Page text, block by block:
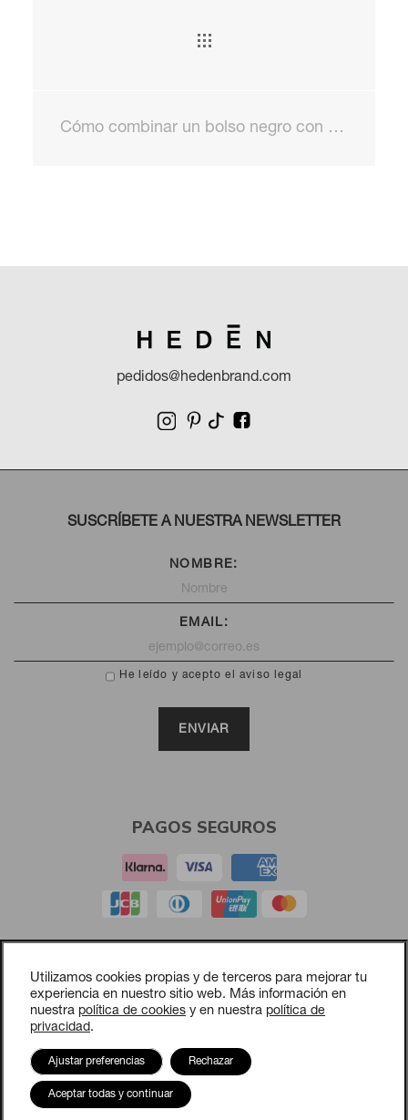
Cómo combinar un bolso negro con total éxito
pedidos@hedenbrand.com
SUSCRÍBETE A NUESTRA NEWSLETTER
NOMBRE:
EMAIL:
He leído y acepto el aviso legal
PAGOS SEGUROS
Aviso legal
Política de privacidad
Política de cookies
Opciones de cookies
Contacto
Utilizamos cookies propias y de terceros para mejorar tu
experiencia en nuestro sitio web. Más información en
nuestra política de cookies y en nuestra política de
privacidad.
Aceptar todas y continuar
Rechazar
Ajustar preferencias